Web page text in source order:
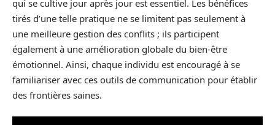
qui se cultive jour après jour est essentiel. Les bénéfices
tirés d’une telle pratique ne se limitent pas seulement à
une meilleure gestion des conflits ; ils participent
également à une amélioration globale du bien-être
émotionnel. Ainsi, chaque individu est encouragé à se
familiariser avec ces outils de communication pour établir
des frontières saines.